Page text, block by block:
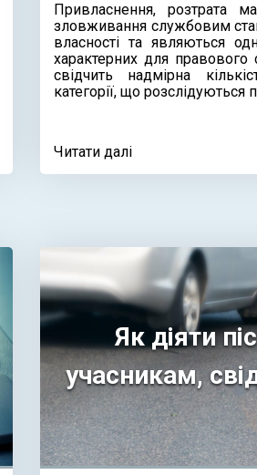
Привласнення, розтрата
зловживання службовим
власності та являються
характерних для
свідчить надмірна
категорії, що
Читати далі
Як діяти
учасникам,